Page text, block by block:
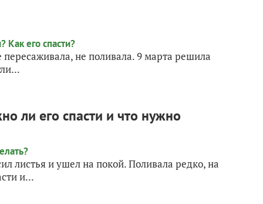
не поливала. 9 марта решила
ли его спасти и что нужно
листья и ушел на покой. Поливала редко, на
и...